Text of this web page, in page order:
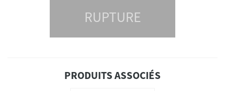
RUPTURE
PRODUITS ASSOCIÉS